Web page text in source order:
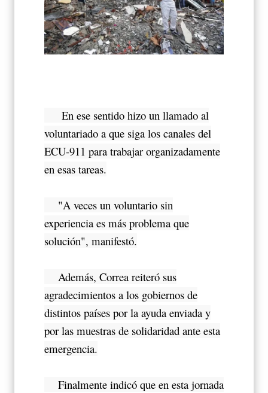
En ese sentido hizo un llamado al
voluntariado a que siga los canales del
ECU-911 para trabajar organizadamente
en esas tareas.
"A veces un voluntario sin
experiencia es más problema que
solución", manifestó.
Además, Correa reiteró sus
agradecimientos a los gobiernos de
distintos países por la ayuda enviada y
por las muestras de solidaridad ante esta
emergencia.
Finalmente indicó que en esta jornada